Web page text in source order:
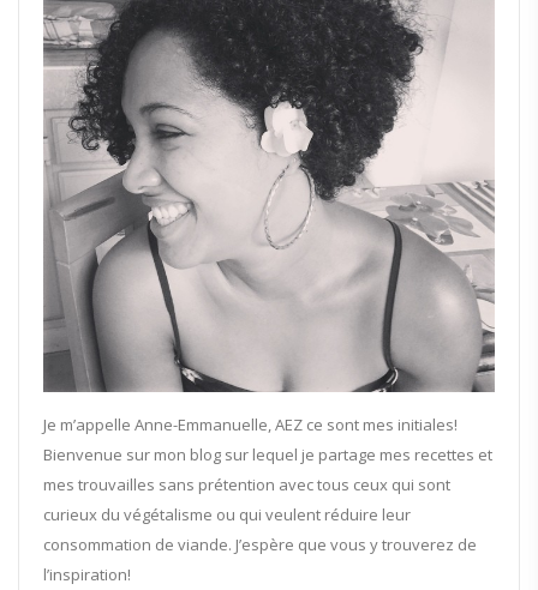
Je m’appelle Anne-Emmanuelle, AEZ ce sont mes initiales!
Bienvenue sur mon blog sur lequel je partage mes recettes et
mes trouvailles sans prétention avec tous ceux qui sont
curieux du végétalisme ou qui veulent réduire leur
consommation de viande. J’espère que vous y trouverez de
l’inspiration!